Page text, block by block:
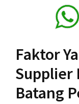
Faktor
Supplier
Batang